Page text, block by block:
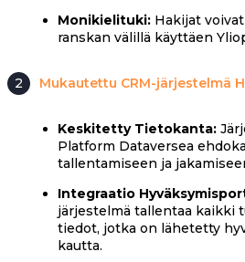
Monikielituki: Hakijat
ranskan välillä käyttäen
2 Mukautettu CRM-järjestelmä
Keskitetty Tietokanta:
Platform Dataversea
tallentamiseen ja
Integraatio
järjestelmä tallentaa kaikki
tiedot, jotka on lähetetty
kautta.